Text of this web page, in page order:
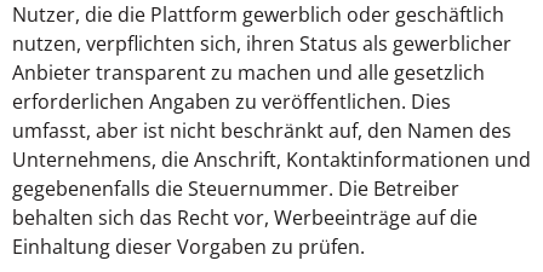
Nutzer, die die Plattform gewerblich oder geschäftlich
nutzen, verpflichten sich, ihren Status als gewerblicher
Anbieter transparent zu machen und alle gesetzlich
erforderlichen Angaben zu veröffentlichen. Dies
umfasst, aber ist nicht beschränkt auf, den Namen des
Unternehmens, die Anschrift, Kontaktinformationen und
gegebenenfalls die Steuernummer. Die Betreiber
behalten sich das Recht vor, Werbeeinträge auf die
Einhaltung dieser Vorgaben zu prüfen.